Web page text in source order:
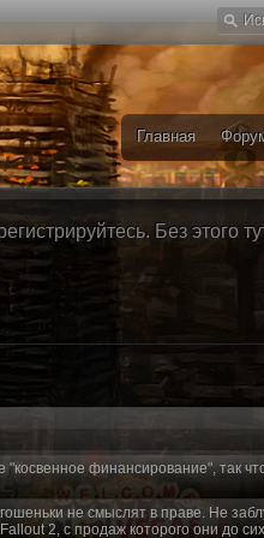
Главная
Без этого
"косвенное финансирование", так
не смыслят в праве. Не
2, с продаж которого они до